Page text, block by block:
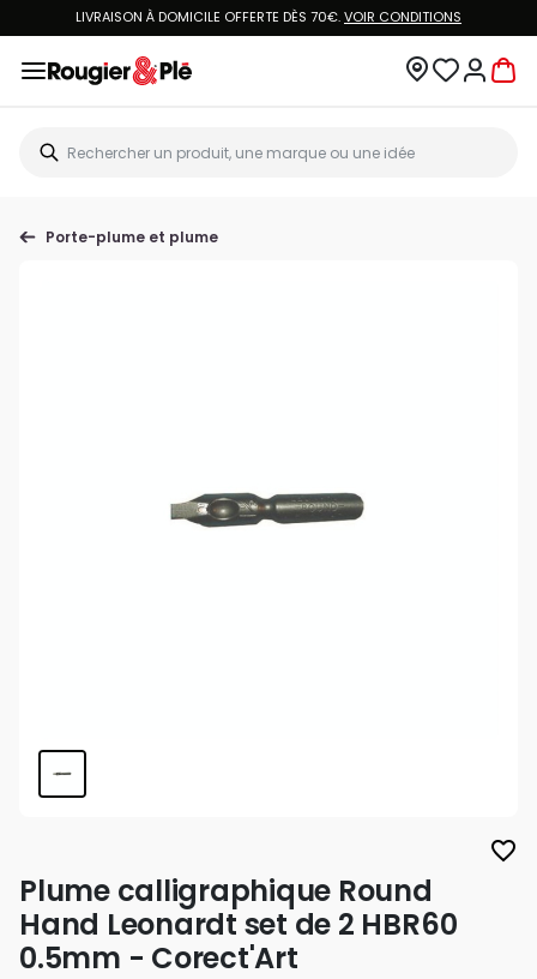
LIVRAISON À DOMICILE OFFERTE DÈS 70€.VOIR CONDITIONS
Porte-plume et plume
favorite_border
Plume calligraphique Round
Hand Leonardt set de 2 HBR60
0.5mm - Corect'Art